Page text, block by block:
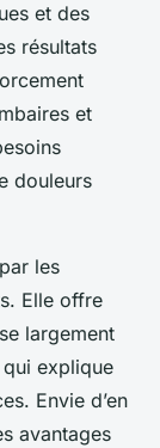
et des
résultats
et
douleurs
les
Elle offre
largement
explique
Envie d’en
avantages